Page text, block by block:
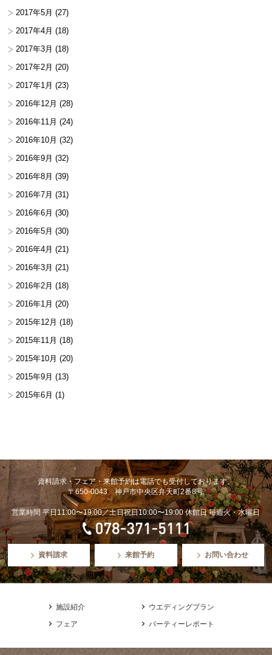
2017年5月 (27)
2017年4月 (18)
2017年3月 (18)
2017年2月 (20)
2017年1月 (23)
2016年12月 (28)
2016年11月 (24)
2016年10月 (32)
2016年9月 (32)
2016年8月 (39)
2016年7月 (31)
2016年6月 (30)
2016年5月 (30)
2016年4月 (21)
2016年3月 (21)
2016年2月 (18)
2016年1月 (20)
2015年12月 (18)
2015年11月 (18)
2015年10月 (20)
2015年9月 (13)
2015年6月 (1)
資料請求・フェア・来館予約は電話でも受付しております。
〒650-0043 神戸市中央区弁天町2番8号
営業時間 平日11:00〜19:00／土日祝日10:00〜19:00 休館日 毎週火・水曜日
資料請求 来館予約 お問い合わせ
施設紹介
ウエディングプラン
フェア
パーティーレポート